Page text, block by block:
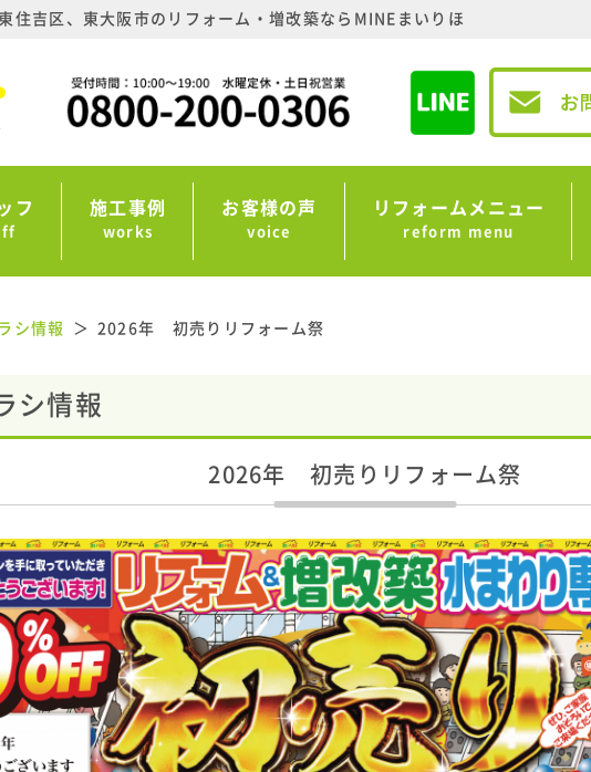
住吉区、東大阪市のリフォーム・増改築ならMINEまいりほ
フ 施工事例
works
お客様の声
voice
リフォームメニュー
reform menu
シ情報 2026年 初売りリフォーム祭
シ情報
2026年 初売りリフォーム祭